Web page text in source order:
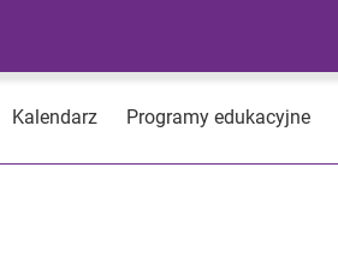
Kalendarz Programy edukacyjne